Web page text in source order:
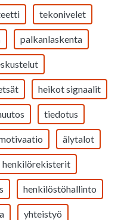
tekonivelet
palkanlaskenta
heikot signaalit
tiedotus
älytalot
henkilörekisterit
henkilöstöhallinto
yhteistyö